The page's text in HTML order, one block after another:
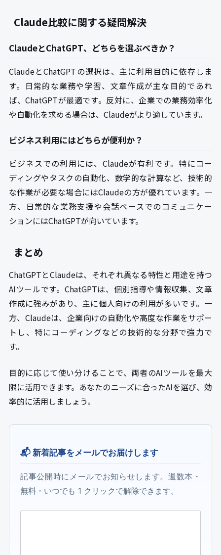
Claude比較に関する疑問解決
ClaudeとChatGPT、どちらを選ぶべきか？
ClaudeとChatGPTの選択は、主に利用目的に依存しま
す。日常的な業務や学習、文章作成が主な目的であれ
ば、ChatGPTが最適です。反対に、企業での業務効率化
や自動化を求める場合は、Claudeがより適しています。
ビジネス利用にはどちらが便利か？
ビジネスでの利用には、Claudeが有利です。特にコー
ディングやタスクの自動化、数学的な計算など、技術的
な作業が必要な場合にはClaudeの方が優れています。一
方、日常的な業務支援や会話ベースでのコミュニケー
ションにはChatGPTが向いています。
まとめ
ChatGPTとClaudeは、それぞれ異なる特性と用途を持つ
AIツールです。ChatGPTは、個別指導や情報収集、文章
作成に強みがあり、主に個人向けの利用が多いです。一
方、Claudeは、企業向けの自動化や高度な作業をサポー
トし、特にコーディングなどの技術的な分野で強力で
す。
目的に応じて使い分けることで、両者のAIツールを最大
限に活用できます。あなたのニーズに合ったAIを選び、効
率的に活用しましょう。
📬 新着記事をメールでお届けします
記事公開時にメールでお知らせします。週数本・
無料・いつでも 1 クリックで解除できます。